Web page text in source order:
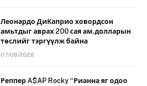
Леонардо ДиКаприо ховордсон
амьтдыг аврах 200 сая ам.долларын
төслийг тэргүүлж байна
07/08/2026
Реппер A$AP Rocky “Рианна яг одоо